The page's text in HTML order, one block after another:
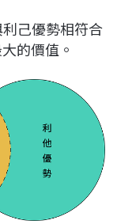
利己優勢相符合
的價值。